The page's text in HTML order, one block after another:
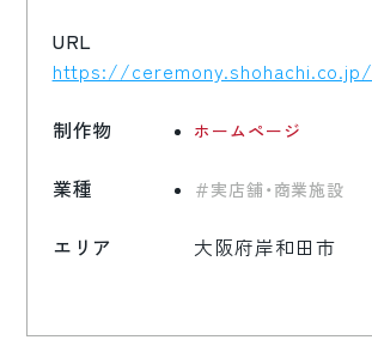
URL
https://ceremony.shohachi.co.jp/
制作物 ホームページ
業種 実店舗・商業施設
エリア 大阪府岸和田市